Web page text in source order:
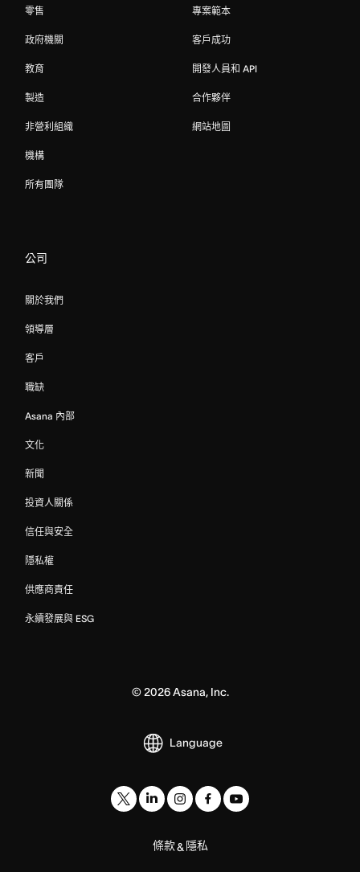
零售
政府機關
教育
製造
非營利組織
機構
所有團隊
專案範本
客戶成功
開發人員和 API
合作夥伴
網站地圖
公司
關於我們
領導層
客戶
職缺
Asana 內部
文化
新聞
投資人關係
信任與安全
隱私權
供應商責任
永續發展與 ESG
©2026Asana, Inc.
Language
條款& 隱私